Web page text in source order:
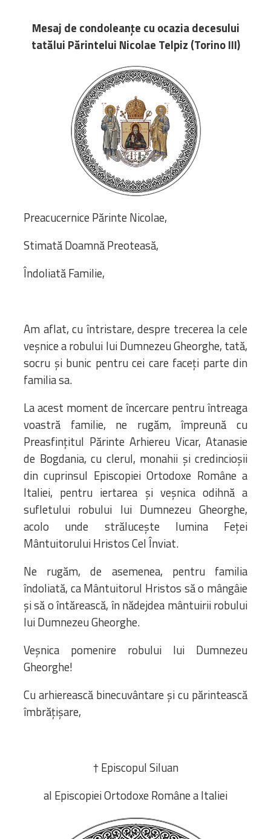
Comunicate de presă
Statutele și legile
Scrisori pastorale
Bibliotecă
Resurse multimedia
Opinii ortodoxe
Din viața „familiei”
diecezei
CSDE
Cuvântul Episcopului
Lectura Lunii
Prezentarea
Parohiilor
CONTACT
Mesaj de condoleanțe cu ocazia decesului
tatălui Părintelui Nicolae Telpiz (Torino III)
Preacucernice Părinte Nicolae,
Stimată Doamnă Preoteasă,
Îndoliată Familie,
Am aflat, cu întristare, despre trecerea la cele
veșnice a robului lui Dumnezeu Gheorghe, tată,
socru și bunic pentru cei care faceți parte din
familia sa.
La acest moment de încercare pentru întreaga
voastră familie, ne rugăm, împreună cu
Preasfințitul Părinte Arhiereu Vicar, Atanasie
de Bogdania, cu clerul, monahii și credincioșii
din cuprinsul Episcopiei Ortodoxe Române a
Italiei, pentru iertarea și veșnica odihnă a
sufletului robului lui Dumnezeu Gheorghe,
acolo unde strălucește lumina Feței
Mântuitorului Hristos Cel Înviat.
Ne rugăm, de asemenea, pentru familia
îndoliată, ca Mântuitorul Hristos să o mângâie
și să o întărească, în nădejdea mântuirii robului
lui Dumnezeu Gheorghe.
Veșnica pomenire robului lui Dumnezeu
Gheorghe!
Cu arhierească binecuvântare și cu părintească
îmbrățișare,
† Episcopul Siluan
al Episcopiei Ortodoxe Române a Italiei